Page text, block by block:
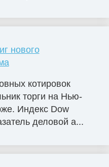
нового
котировок
торги на Нью-
Индекс Dow
деловой а...